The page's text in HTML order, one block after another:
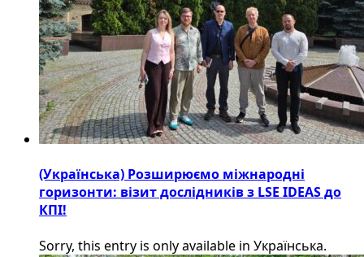
(Українська) Розширюємо міжнародні
горизонти: візит дослідників з LSE IDEAS до
КПІ!
Sorry, this entry is only available in Українська.